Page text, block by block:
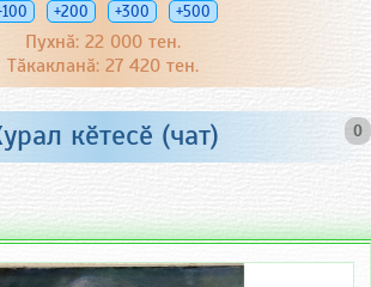
+200 +300 +500
Пухнӑ: 22 000 тен.
Тӑкакланӑ: 27 420 тен.
0
кӗтесӗ (чат)